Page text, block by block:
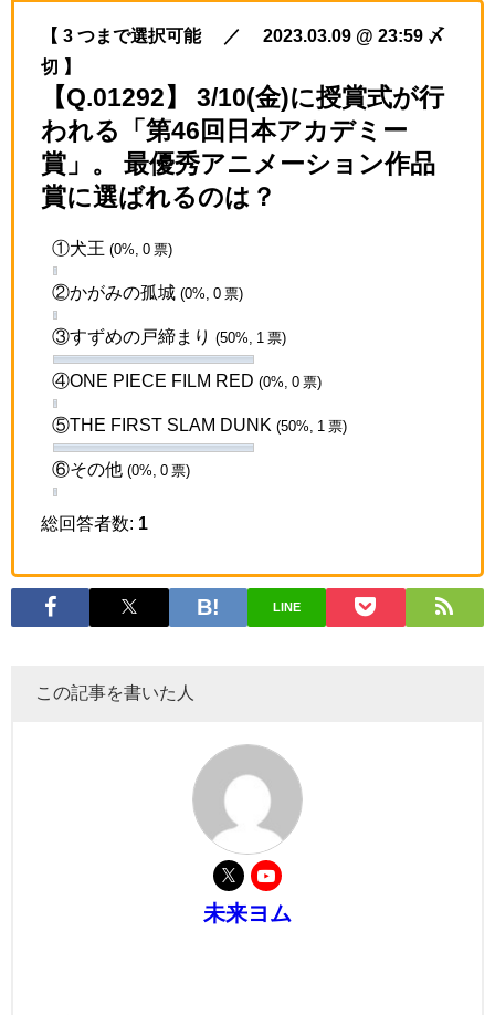
【 3 つまで選択可能 ／ 2023.03.09 @ 23:59 〆
切 】
【Q.01292】 3/10(金)に授賞式が行
われる「第46回日本アカデミー
賞」。 最優秀アニメーション作品
賞に選ばれるのは？
①犬王 (0%, 0 票)
②かがみの孤城 (0%, 0 票)
③すずめの戸締まり (50%, 1 票)
④ONE PIECE FILM RED (0%, 0 票)
⑤THE FIRST SLAM DUNK (50%, 1 票)
⑥その他 (0%, 0 票)
総回答者数: 1
LINE
この記事を書いた人
未来ヨム